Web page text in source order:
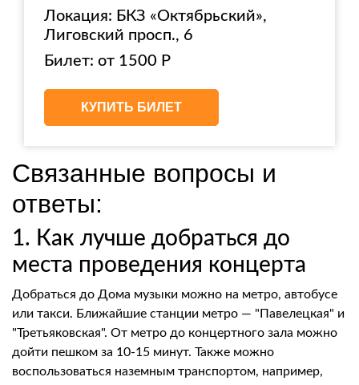
Локация: БКЗ «Октябрьский»,
Лиговский просп., 6
Билет: от 1500 Р
КУПИТЬ БИЛЕТ
Связанные вопросы и
ответы:
1. Как лучше добраться до
места проведения концерта
Добраться до Дома музыки можно на метро, автобусе
или такси. Ближайшие станции метро — "Павелецкая" и
"Третьяковская". От метро до концертного зала можно
дойти пешком за 10-15 минут. Также можно
воспользоваться наземным транспортом, например,